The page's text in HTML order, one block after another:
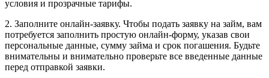
условия и прозрачные тарифы.
2. Заполните онлайн-заявку. Чтобы подать заявку на займ, вам
потребуется заполнить простую онлайн-форму, указав свои
персональные данные, сумму займа и срок погашения. Будьте
внимательны и внимательно проверьте все введенные данные
перед отправкой заявки.